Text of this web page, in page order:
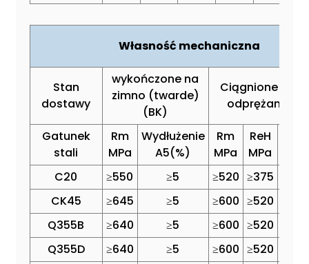
Własność mechaniczna
Stan
dostawy
wykończone na
zimno (twarde)
(BK)
Ciągnione na
odprężane
Gatunek
stali
Rm
MPa
Wydłużenie
A5(%)
Rm
MPa
ReH
MPa
C20
≥550 ≥5 ≥520 ≥375
CK45
≥645 ≥5 ≥600 ≥520
Q355B
≥640 ≥5 ≥600 ≥520
Q355D
≥640 ≥5 ≥600 ≥520